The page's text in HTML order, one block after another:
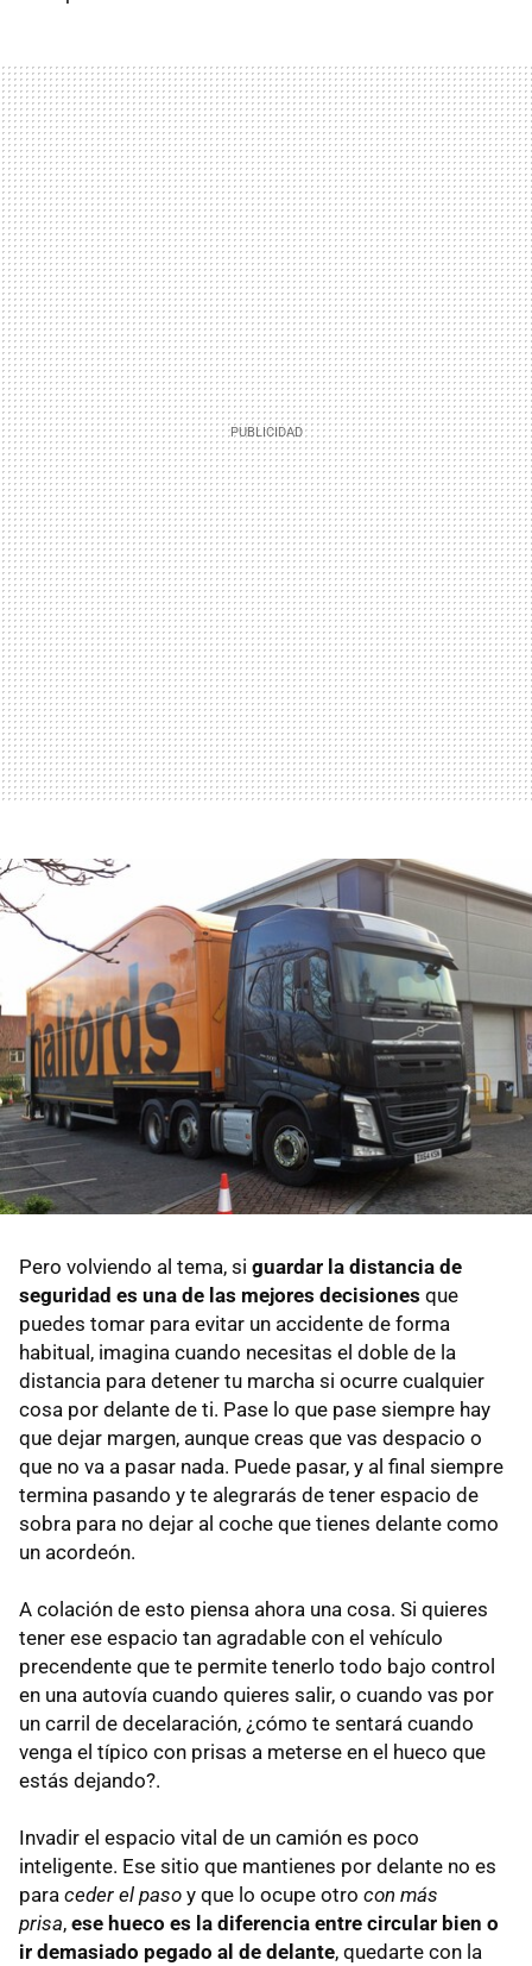
Pero volviendo al tema, si guardar la distancia de
seguridad es una de las mejores decisiones que
puedes tomar para evitar un accidente de forma
habitual, imagina cuando necesitas el doble de la
distancia para detener tu marcha si ocurre cualquier
cosa por delante de ti. Pase lo que pase siempre hay
que dejar margen, aunque creas que vas despacio o
que no va a pasar nada. Puede pasar, y al final siempre
termina pasando y te alegrarás de tener espacio de
sobra para no dejar al coche que tienes delante como
un acordeón.
A colación de esto piensa ahora una cosa. Si quieres
tener ese espacio tan agradable con el vehículo
precendente que te permite tenerlo todo bajo control
en una autovía cuando quieres salir, o cuando vas por
un carril de decelaración, ¿cómo te sentará cuando
venga el típico con prisas a meterse en el hueco que
estás dejando?.
Invadir el espacio vital de un camión es poco
inteligente. Ese sitio que mantienes por delante no es
para ceder el paso y que lo ocupe otro con más
prisa, ese hueco es la diferencia entre circular bien o
ir demasiado pegado al de delante, quedarte con la